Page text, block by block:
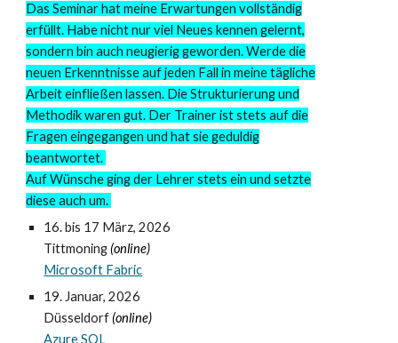
Das Seminar hat meine Erwartungen vollständig
erfüllt. Habe nicht nur viel Neues kennen gelernt,
sondern bin auch neugierig geworden. Werde die
neuen Erkenntnisse auf jeden Fall in meine tägliche
Arbeit einfließen lassen. Die Strukturierung und
Methodik waren gut. Der Trainer ist stets auf die
Fragen eingegangen und hat sie geduldig
beantwortet.
Auf Wünsche ging der Lehrer stets ein und setzte
diese auch um.
16. bis 17 März, 2026
Tittmoning(online)
Microsoft Fabric
19. Januar, 2026
Düsseldorf (online)
Azure SQL